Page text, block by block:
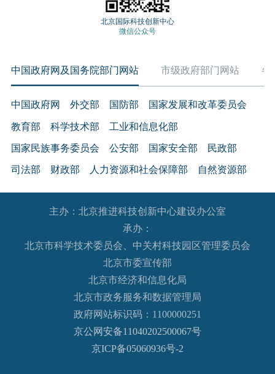
北京国际科技创新中心
微信公众号
中国政府网及国务院部门网站 市级政府部门网站 各
中国政府网 外交部 国防部 国家发展和改革委员会
教育部 科学技术部 工业和信息化部
国家民族事务委员会 公安部 国家安全部 民政部
司法部 财政部 人力资源和社会保障部 自然资源部
生态环境部 住房和城乡建设部 交通运输部 水利部
农业农村部 商务部 文化和旅游部
退役军人事务部
国家语言文字工作委员会
国家航天局 国家原子能机构
国家核安全局
国务院国有资产监督管理委员会
国家市场监督管理总局
主办：北京推进科技创新中心建设办公室
承办：
北京市科学技术委员会、中关村科技园区管理委员会
北京市委宣传部
北京市经济和信息化局
北京市政务服务和数据管理局
政府网站标识码：1100000251
京公网安备11040202500067号
京ICP备05060936号-2